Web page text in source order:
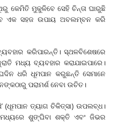
କେମିତି ମୁକୁଳିବେ ସେହି ଚିନ୍ତା ଘାରୁଛି
ଏକ ସହଜ ଉପାୟ ଅବଲମ୍ବନ କରି
କରିପାରନ୍ତି। ସ୍ଥଳବିଶେଷରେ
ମଧ୍ୟ ବ୍ୟବହାର କରାଯାଇପାରେ।
ଧରି ଧୂମପାନ କରୁଛନ୍ତି ସେମାନେ
ପରାମର୍ଶ ନେବା ଉଚିତ।
(ଧୂମପାନ ତ୍ୟାଗ ଚିକିତ୍ସା) ଉପଲବ୍ଧ।
ଶୁଙ୍ଘିବା ଶକ୍ତି ଏବଂ ଜିଭର